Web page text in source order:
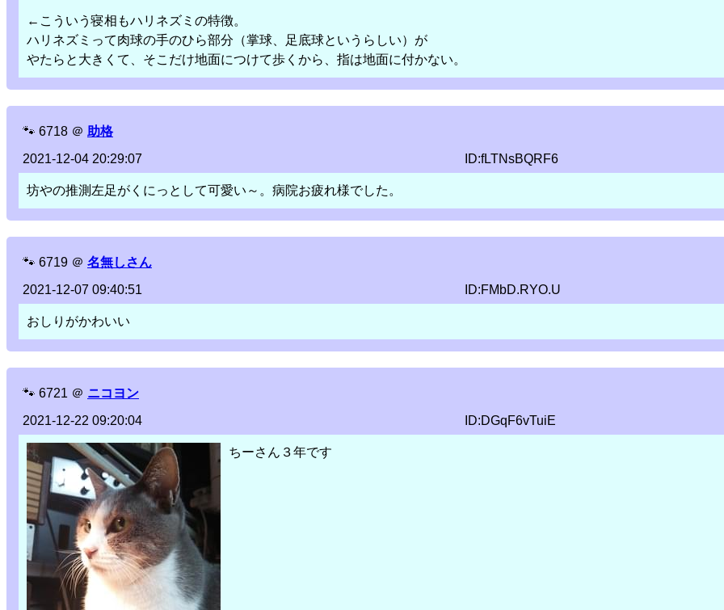
←こういう寝相もハリネズミの特徴。
ハリネズミって肉球の手のひら部分（掌球、足底球というらしい）が
やたらと大きくて、そこだけ地面につけて歩くから、指は地面に付かない。
🐾 6718 ＠ 助格
2021-12-04 20:29:07
ID:fLTNsBQRF6
坊やの推測左足がくにっとして可愛い～。病院お疲れ様でした。
🐾 6719 ＠ 名無しさん
2021-12-07 09:40:51
ID:FMbD.RYO.U
おしりがかわいい
🐾 6721 ＠ ニコヨン
2021-12-22 09:20:04
ID:DGqF6vTuiE
ちーさん３年です